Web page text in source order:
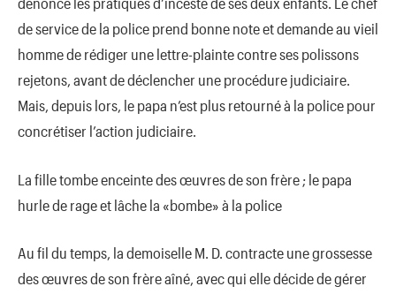
de service de la police prend bonne note et demande au vieil
homme de rédiger une lettre-plainte contre ses polissons
rejetons, avant de déclencher une procédure judiciaire.
Mais, depuis lors, le papa n’est plus retourné à la police pour
concrétiser l’action judiciaire.
La fille tombe enceinte des œuvres de son frère ; le papa
hurle de rage et lâche la «bombe» à la police
Au fil du temps, la demoiselle M. D. contracte une grossesse
des œuvres de son frère aîné, avec qui elle décide de gérer